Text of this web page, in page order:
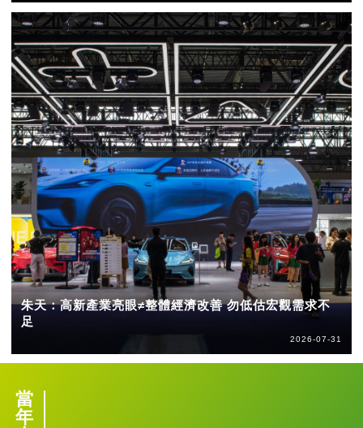
朱天：高新產業亮眼≠整體經濟改善 勿低估宏觀需求不
足
2026-07-31
當
年